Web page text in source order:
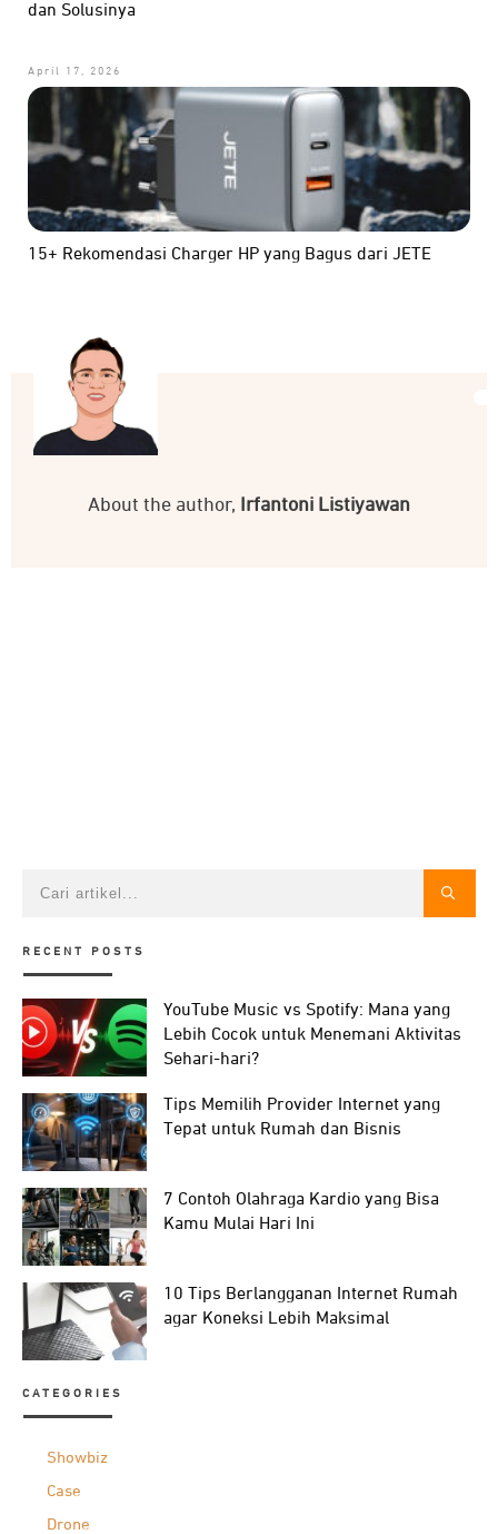
dan Solusinya
April 17, 2026
15+ Rekomendasi Charger HP yang Bagus dari JETE
About the author, Irfantoni Listiyawan
RECENT POSTS
YouTube Music vs Spotify: Mana yang
Lebih Cocok untuk Menemani Aktivitas
Sehari-hari?
Tips Memilih Provider Internet yang
Tepat untuk Rumah dan Bisnis
7 Contoh Olahraga Kardio yang Bisa
Kamu Mulai Hari Ini
10 Tips Berlangganan Internet Rumah
agar Koneksi Lebih Maksimal
CATEGORIES
Showbiz
Case
Drone